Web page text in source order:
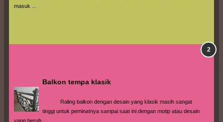
masuk ...
Balkon tempa klasik
Raling balkon dengan desain yang klasik masih sangat
tinggi untuk peminatnya sampai saat ini.dengan motip atau desain
yang berub...